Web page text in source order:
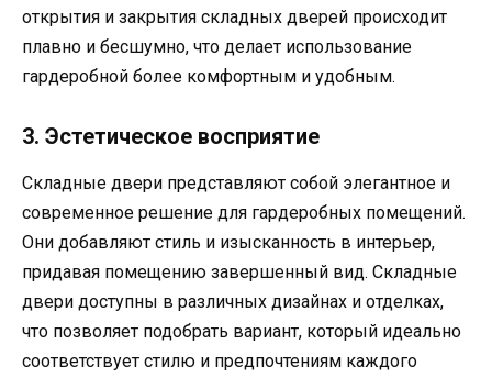
открытия и закрытия складных дверей происходит
плавно и бесшумно, что делает использование
гардеробной более комфортным и удобным.
3. Эстетическое восприятие
Складные двери представляют собой элегантное и
современное решение для гардеробных помещений.
Они добавляют стиль и изысканность в интерьер,
придавая помещению завершенный вид. Складные
двери доступны в различных дизайнах и отделках,
что позволяет подобрать вариант, который идеально
соответствует стилю и предпочтениям каждого